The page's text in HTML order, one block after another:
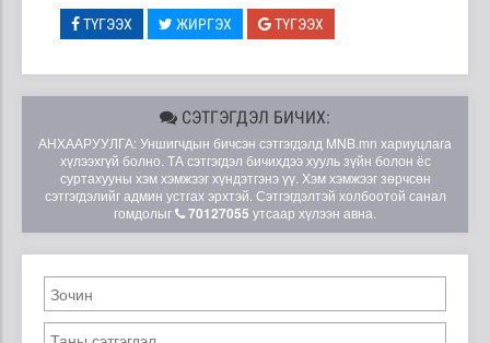
ТҮГЭЭХ ЖИРГЭХ ТҮГЭЭХ
СЭТГЭГДЭЛ БИЧИХ:
АНХААРУУЛГА: Уншигчдын бичсэн сэтгэгдэлд MNB.mn хариуцлага
хүлээхгүй болно. ТА сэтгэгдэл бичихдээ хууль зүйн болон ёс
суртахууны хэм хэмжээг хүндэтгэнэ үү. Хэм хэмжээг зөрчсөн
сэтгэгдэлийг админ устгах эрхтэй. Сэтгэгдэлтэй холбоотой санал
гомдолыг
70127055 утсаар хүлээн авна.